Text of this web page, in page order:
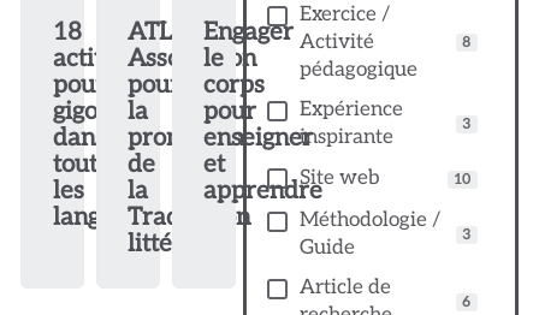
Exercice /
Activité
pédagogique
8
Expérience
inspirante
3
Site web 10
Méthodologie /
Guide
3
Article de
6
18
activités
pour
gigoter
dans
toutes
les
langues
ATLAS
Association
pour
la
promotion
de
la
Traduction
littéraire
Engager
le
corps
pour
enseigner
et
apprendre